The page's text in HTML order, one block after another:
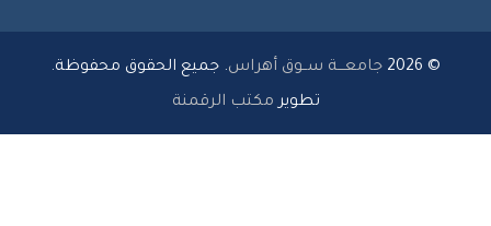
جامعـــة ســوق أهراس . جميع الحقوق محفوظة.
مكتب الرقمنة